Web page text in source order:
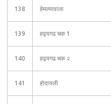
138 हेमल्यावाला
139 हद्वयगढ चक 1
140 हद्वयगढ चक २
141 होदायली